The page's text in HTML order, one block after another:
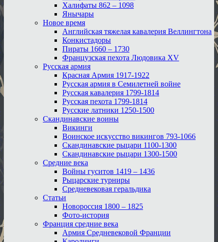
Халифаты 862 – 1098
Янычары
Новое время
Английская тяжелая кавалерия Веллингтона
Конкистадоры
Пираты 1660 – 1730
Французская пехота Людовика XV
Русская армия
Красная Армия 1917-1922
Русская армия в Семилетней войне
Русская кавалерия 1799-1814
Русская пехота 1799-1814
Русские латники 1250-1500
Скандинавские воины
Викинги
Воинское искусство викингов 793-1066
Скандинавские рыцари 1100-1300
Скандинавские рыцари 1300-1500
Средние века
Войны гуситов 1419 – 1436
Рыцарские турниры
Средневековая геральдика
Статьи
Новороссия 1800 – 1825
Фото-история
Франция средние века
Армия Средневековой Франции